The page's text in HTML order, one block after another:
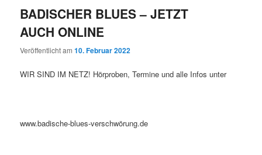
BADISCHER BLUES – JETZT
AUCH ONLINE
Veröffentlicht am10. Februar 2022
WIR SIND IM NETZ! Hörproben, Termine und alle Infos unter
www.badische-blues-verschwörung.de